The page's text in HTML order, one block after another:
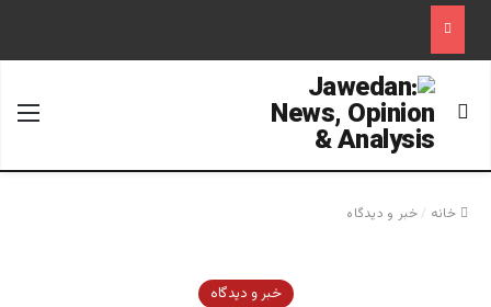
جستجو برای
خانه /خبر و دیدگاه
خبر و دیدگاه